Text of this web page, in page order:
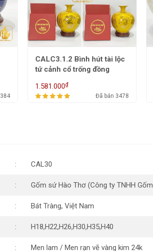
CAL24 - Bình hút tài lộc Cá
Chép Hóa Rồng
780.000₫
Đã bán 3799
CAL30
Gốm sứ Hào Thơ (Công ty TNHH
Bát Tràng, Việt Nam
H18,H22,H26,H30,H35,H40
Men lam / Men rạn vẽ vàng kim 24k